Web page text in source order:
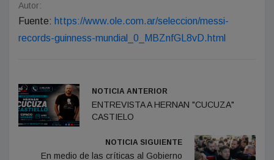
Autor:
Fuente: https://www.ole.com.ar/seleccion/messi-
records-guinness-mundial_0_MBZnfGL8vD.html
NOTICIA ANTERIOR
ENTREVISTA A HERNAN "CUCUZA"
CASTIELO
NOTICIA SIGUIENTE
En medio de las críticas al Gobierno